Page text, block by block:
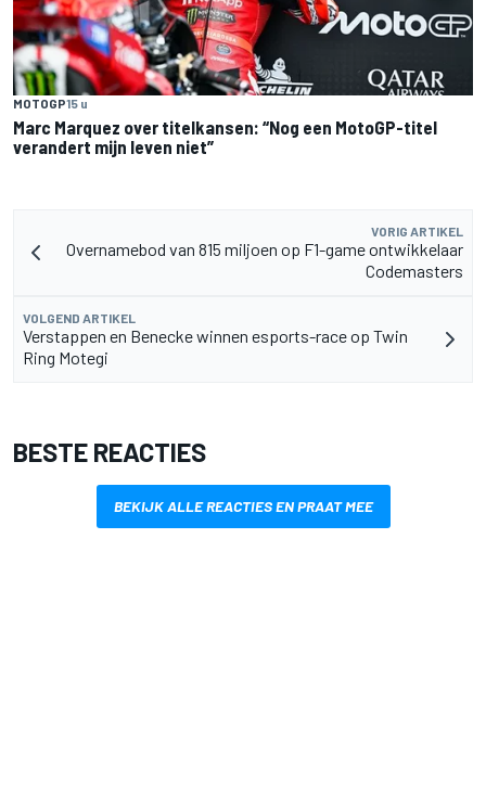
MOTOGP15 u
Marc Marquez over titelkansen: “Nog een MotoGP-titel
verandert mijn leven niet”
VORIG ARTIKEL
Overnamebod van 815 miljoen op F1-game ontwikkelaar
Codemasters
VOLGEND ARTIKEL
Verstappen en Benecke winnen esports-race op Twin
Ring Motegi
BESTE REACTIES
BEKIJK ALLE REACTIES EN PRAAT MEE